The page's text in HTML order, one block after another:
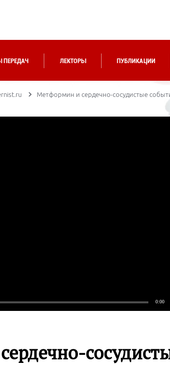
ПЕРЕДАЧ ЛЕКТОРЫ ПУБЛИКАЦИИ
Метформин и сердечно-сосудистые